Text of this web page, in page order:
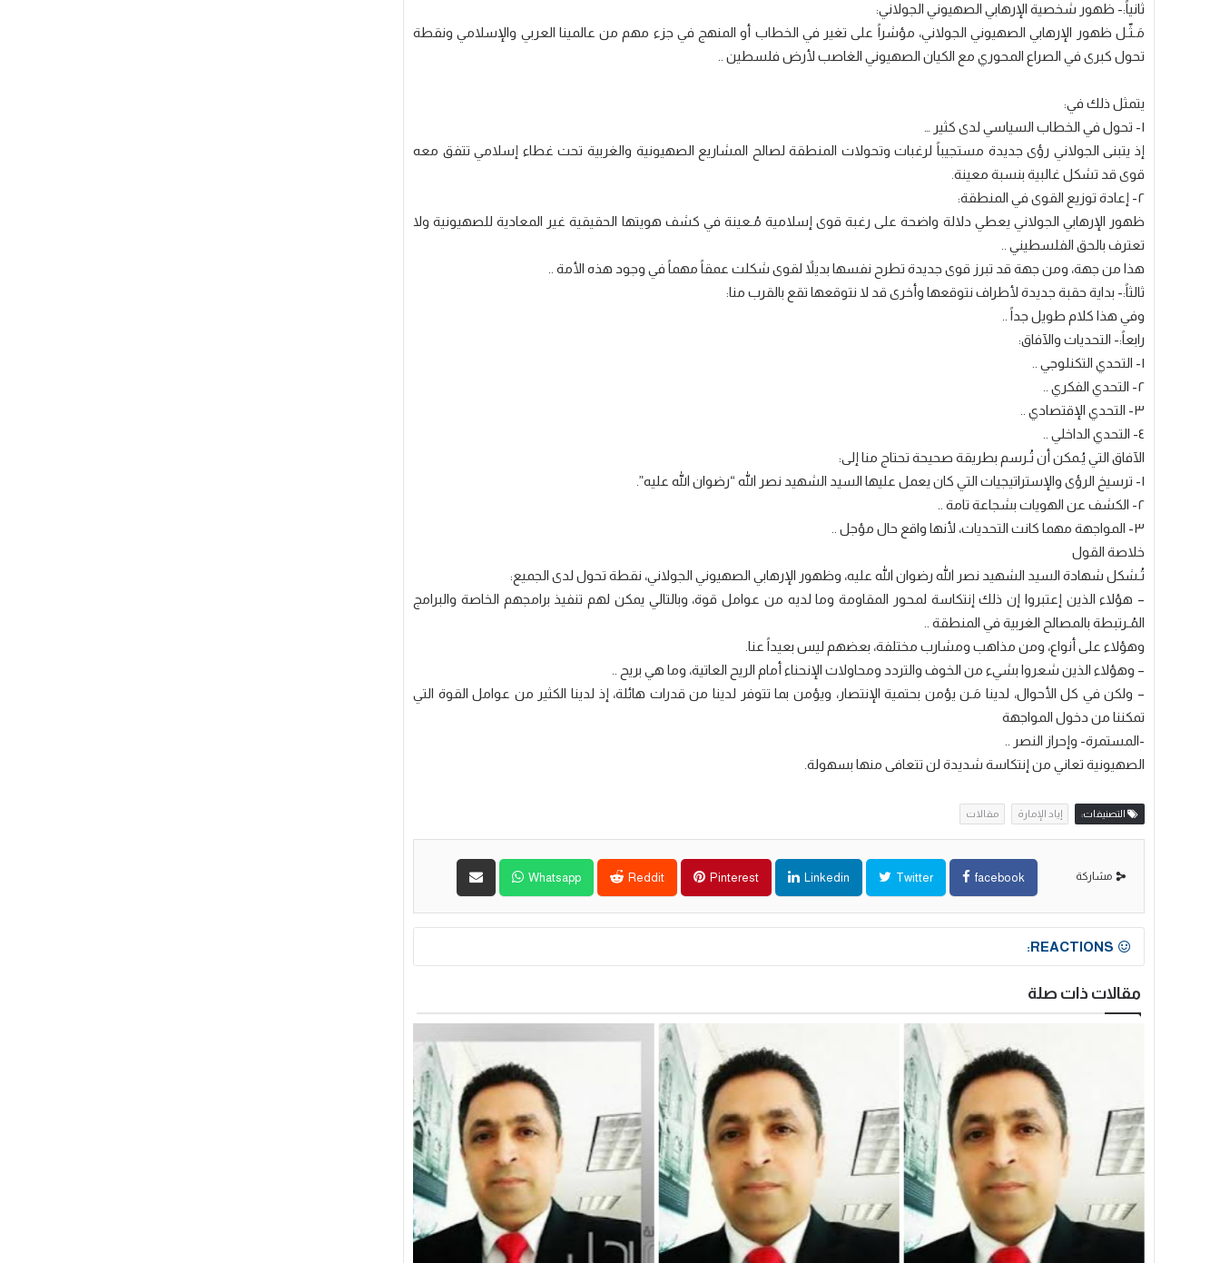
ثانياً:- ظهور شخصية الإرهابي الصهيوني الجولاني:
مَـثّـل ظهور الإرهابي الصهيوني الجولاني، مؤشراً على تغير في الخطاب أو المنهج في جزء مهم من عالمينا العربي والإسلامي ونقطة
تحول كبرى في الصراع المحوري مع الكيان الصهيوني الغاصب لأرض فلسطين ..
يتمثل ذلك في:
١- تحول في الخطاب السياسي لدى كثير …
إذ يتبنى الجولاني رؤى جديدة مستجيباً لرغبات وتحولات المنطقة لصالح المشاريع الصهيونية والغربية تحت غطاء إسلامي تتفق معه
قوى قد تشكل غالبية بنسبة معينة.
٢- إعادة توزيع القوى في المنطقة:
ظهور الإرهابي الجولاني يعطي دلالة واضحة على رغبة قوى إسلامية مُـعينة في كشف هويتها الحقيقية غير المعادية للصهيونية ولا
تعترف بالحق الفلسطيني ..
هذا من جهة، ومن جهة قد تبرز قوى جديدة تطرح نفسها بديلاً لقوى شكلت عمقاً مهماً في وجود هذه الأمة ..
ثالثاً:- بداية حقبة جديدة لأطراف نتوقعها وأخرى قد لا نتوقعها تقع بالقرب منا:
وفي هذا كلام طويل جداً ..
رابعاً:- التحديات والآفاق:
١- التحدي التكنلوجي ..
٢- التحدي الفكري ..
٣- التحدي الإقتصادي ..
٤- التحدي الداخلي ..
الآفاق التي يُـمكن أن تُـرسم بطريقة صحيحة تحتاج منا إلى:
١- ترسيخ الرؤى والإستراتيجيات التي كان يعمل عليها السيد الشهيد نصر الله “رضوان الله عليه”.
٢- الكشف عن الهويات بشجاعة تامة ..
٣- المواجهة مهما كانت التحديات، لأنها واقع حال مؤجل ..
خلاصة القول
تُـشكل شهادة السيد الشهيد نصر الله رضوان الله عليه، وظهور الإرهابي الصهيوني الجولاني، نقطة تحول لدى الجميع:
– هؤلاء الذين إعتبروا إن ذلك إنتكاسة لمحور المقاومة وما لديه من عوامل قوة، وبالتالي يمكن لهم تنفيذ برامجهم الخاصة والبرامج
المُـرتبطة بالمصالح الغربية في المنطقة ..
وهؤلاء على أنواع، ومن مذاهب ومشارب مختلفة، بعضهم ليس بعيداً عنا.
– ⁠وهؤلاء الذين شعروا بشيء من الخوف والتردد ومحاولات الإنحناء أمام الريح العاتية، وما هي بريح ..
– ⁠ولكن في كل الأحوال، لدينا مَـن يؤمن بحتمية الإنتصار، ويؤمن بما تتوفر لدينا من قدرات هائلة، إذ لدينا الكثير من عوامل القوة التي
تمكننا من دخول المواجهة
-المستمرة- وإحراز النصر ..
الصهيونية تعاني من إنتكاسة شديدة لن تتعافى منها بسهولة.
التصنيفات: إياد الإمارة مقالات
مشاركة facebook
Twitter
Linkedin
Pinterest
Reddit
Whatsapp
REACTIONS:
مقالات ذات صلة